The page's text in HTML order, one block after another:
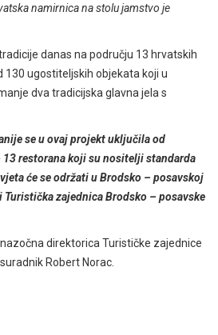
namirnica na stolu jamstvo je
danas na području 13 hrvatskih
130 ugostiteljskih objekata koji u
dva tradicijska glavna jela s
se u ovaj projekt uključila od
restorana koji su nositelji standarda
će se održati u Brodsko – posavskoj
zajednica Brodsko – posavske
direktorica Turističke zajednice
Robert Norac.